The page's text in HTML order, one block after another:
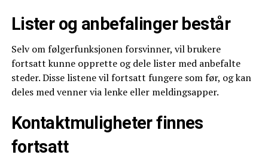
Lister og anbefalinger består
Selv om følgerfunksjonen forsvinner, vil brukere
fortsatt kunne opprette og dele lister med anbefalte
steder. Disse listene vil fortsatt fungere som før, og kan
deles med venner via lenke eller meldingsapper.
Kontaktmuligheter finnes
fortsatt